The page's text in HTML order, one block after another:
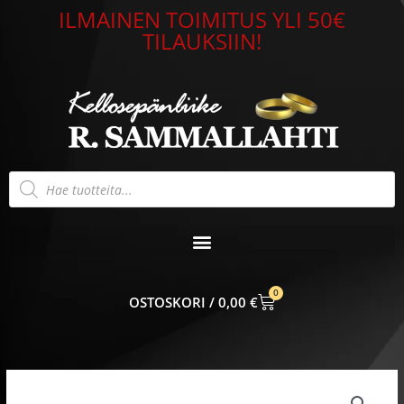
ILMAINEN TOIMITUS YLI 50€
TILAUKSIIN!
Products
search
0,00 €
0
CART